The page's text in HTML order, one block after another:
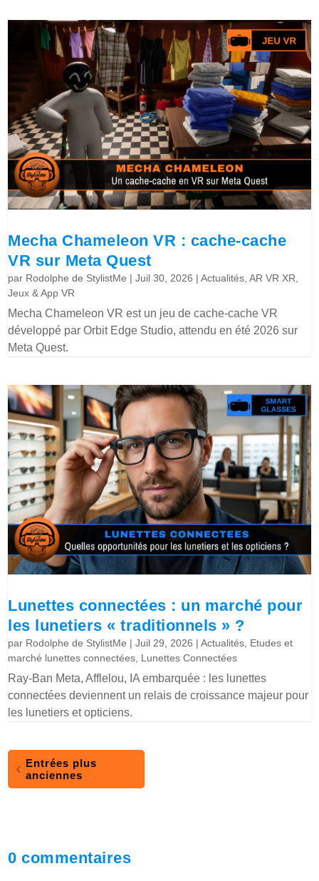
Mecha Chameleon VR : cache-cache
VR sur Meta Quest
par Rodolphe de StylistMe |Juil 30, 2026 |Actualités ,AR VR XR
Jeux & App VR
Mecha Chameleon VR est un jeu de cache-cache VR
développé par Orbit Edge Studio, attendu en été 2026 sur
Meta Quest.
Lunettes connectées : un marché pour
les lunetiers « traditionnels » ?
par Rodolphe de StylistMe |Juil 29, 2026 |Actualités Etudes et
marché lunettes connectées Lunettes Connectées
Ray-Ban Meta, Afflelou, IA embarquée : les lunettes
connectées deviennent un relais de croissance majeur pour
les lunetiers et opticiens.
Entrées plus
anciennes
0 commentaires